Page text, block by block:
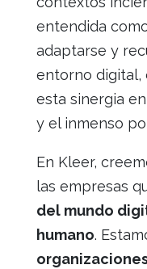
entendida
adaptarse y
entorno digital,
esta sinergia
y el inmenso
En Kleer,
las empresas
del mundo
humano.